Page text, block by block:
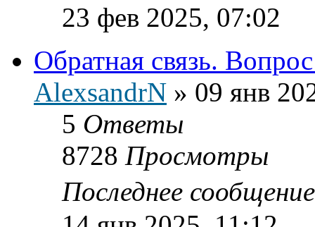
23 фев 2025, 07:02
Обратная связь.
AlexsandrN » 09 янв
5 Ответы
8728 Просмотры
Последнее